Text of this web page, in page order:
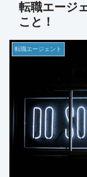
転職エージ
こと！
転職エージェント